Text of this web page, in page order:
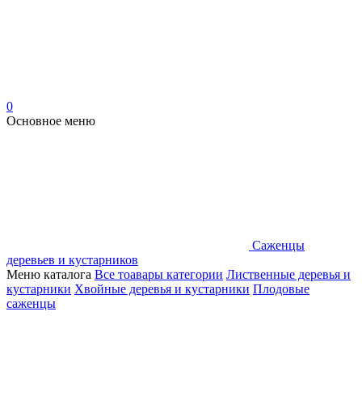
0
Основное меню
Саженцы
деревьев и кустарников
Меню каталога Все тоавары категории Лиственные деревья и
кустарники Хвойные деревья и кустарники Плодовые
саженцы